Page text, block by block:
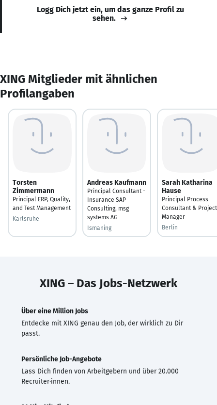
Logg Dich jetzt ein, um das ganze Profil zu
sehen.
XING Mitglieder mit ähnlichen
Profilangaben
Torsten
Zimmermann
Principal ERP, Quality,
and Test Management
Karlsruhe
Andreas Kaufmann
Principal Consultant -
Insurance SAP
Consulting, msg
systems AG
Ismaning
Sarah Katharina
Hause
Principal Process
Consultant & Project
Manager
Berlin
XING – Das Jobs-Netzwerk
Über eine Million Jobs
Entdecke mit XING genau den Job, der wirklich zu Dir
passt.
Persönliche Job-Angebote
Lass Dich finden von Arbeitgebern und über 20.000
Recruiter·innen.